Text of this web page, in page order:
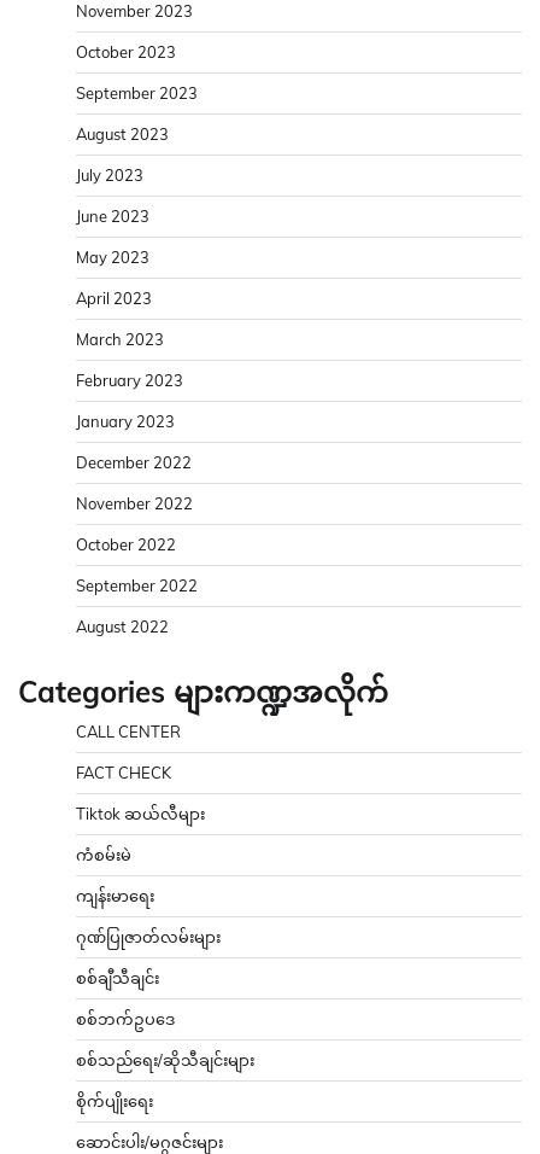
November 2023
October 2023
September 2023
August 2023
July 2023
June 2023
May 2023
April 2023
March 2023
February 2023
January 2023
December 2022
November 2022
October 2022
September 2022
August 2022
Categories များကဏ္ဍအလိုက်
CALL CENTER
FACT CHECK
Tiktok ဆယ်လီများ
ကံစမ်းမဲ
ကျန်းမာရေး
ဂုဏ်ပြုဇာတ်လမ်းများ
စစ်ချီသီချင်း
စစ်ဘက်ဥပဒေ
စစ်သည်ရေး/ဆိုသီချင်းများ
စိုက်ပျိုးရေး
ဆောင်းပါး/မဂ္ဂဇင်းများ